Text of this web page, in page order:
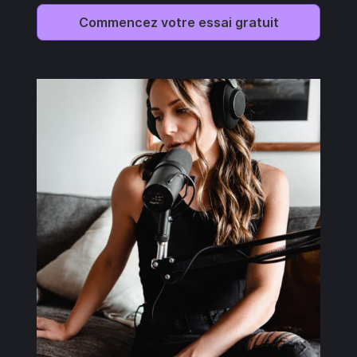
Commencez votre essai gratuit